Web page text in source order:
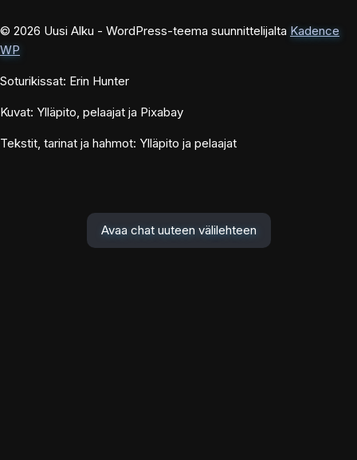
© 2026 Uusi Alku - WordPress-teema suunnittelijalta Kadence
WP
Soturikissat: Erin Hunter
Kuvat: Ylläpito, pelaajat ja Pixabay
Tekstit, tarinat ja hahmot: Ylläpito ja pelaajat
Avaa chat uuteen välilehteen